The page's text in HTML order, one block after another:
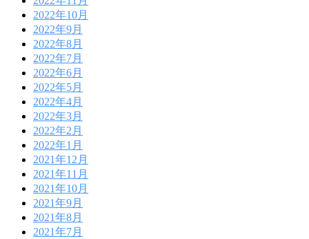
2022年10月
2022年9月
2022年8月
2022年7月
2022年6月
2022年5月
2022年4月
2022年3月
2022年2月
2022年1月
2021年12月
2021年11月
2021年10月
2021年9月
2021年8月
2021年7月